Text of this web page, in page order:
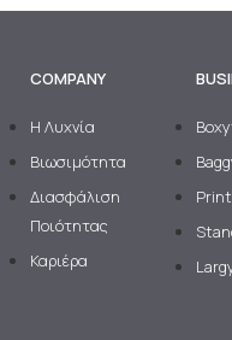
COMPANY
H Λυχνία
Βιωσιμότητα
Διασφάλιση
Ποιότητας
Καριέρα